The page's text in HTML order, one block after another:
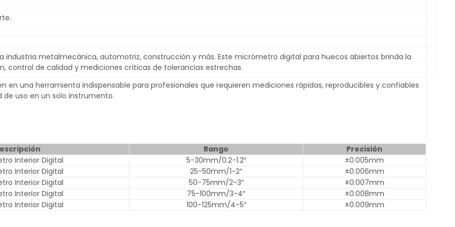
industria metalmecánica, automotriz, construcción y más. Este micrómetro digital para huecos abiertos brinda la
control de calidad y mediciones críticas de tolerancias estrechas.
en una herramienta indispensable para profesionales que requieren mediciones rápidas, reproducibles y confiables
de uso en un solo instrumento.
Rango
Precisión
Interior Digital
5-30mm/0.2-1.2″
±0.005mm
Interior Digital
25-50mm/1-2″
±0.006mm
Interior Digital
50-75mm/2-3″
±0.007mm
Interior Digital
75-100mm/3-4″
±0.008mm
Interior Digital
100-125mm/4-5″ ±0.009mm